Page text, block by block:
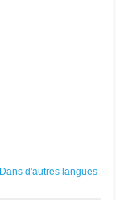
Dans d'autres langues